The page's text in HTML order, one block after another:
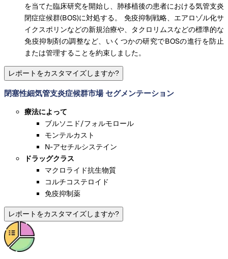
を当てた臨床研究を開始し、肺移植後の患者における気管支炎
閉症症候群(BOS)に対処する。 免疫抑制戦略、エアロゾル化サ
イクスポリンなどの新規治療や、タクロリムスなどの標準的な
免疫抑制剤の調整など、いくつかの研究でBOSの進行を防止
または管理することを約束しました。
レポートをカスタマイズしますか?
閉塞性細気管支炎症候群市場 セグメンテーション
療法によって
ブルソニド/フォルモロール
モンテルカスト
N-アセチルシステイン
ドラッグクラス
マクロライド抗生物質
コルチコステロイド
免疫抑制薬
レポートをカスタマイズしますか?